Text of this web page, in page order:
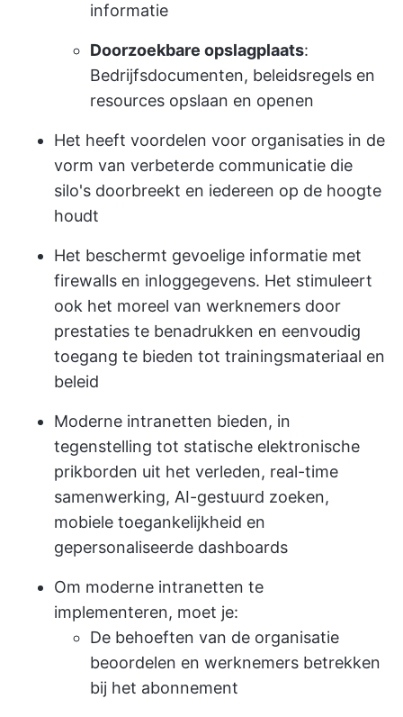
informatie
Doorzoekbare opslagplaats:
Bedrijfsdocumenten, beleidsregels en
resources opslaan en openen
Het heeft voordelen voor organisaties in de
vorm van verbeterde communicatie die
silo's doorbreekt en iedereen op de hoogte
houdt
Het beschermt gevoelige informatie met
firewalls en inloggegevens. Het stimuleert
ook het moreel van werknemers door
prestaties te benadrukken en eenvoudig
toegang te bieden tot trainingsmateriaal en
beleid
Moderne intranetten bieden, in
tegenstelling tot statische elektronische
prikborden uit het verleden, real-time
samenwerking, AI-gestuurd zoeken,
mobiele toegankelijkheid en
gepersonaliseerde dashboards
Om moderne intranetten te
implementeren, moet je:
De behoeften van de organisatie
beoordelen en werknemers betrekken
bij het abonnement